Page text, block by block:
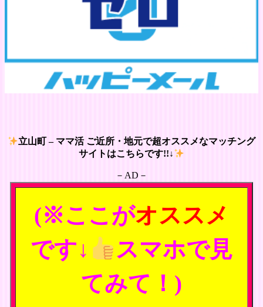
立山町 – ママ活 ご近所・地元で超オススメなマッチング
サイトはこちらです!!↓
－AD－
(※ここがオススメ
です↓
スマホで見
てみて！)